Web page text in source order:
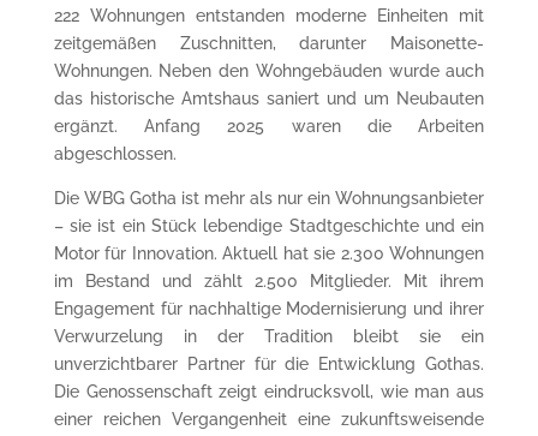
222 Wohnungen entstanden moderne Einheiten mit
zeitgemäßen Zuschnitten, darunter Maisonette-
Wohnungen. Neben den Wohngebäuden wurde auch
das historische Amtshaus saniert und um Neubauten
ergänzt. Anfang 2025 waren die Arbeiten
abgeschlossen.
Die WBG Gotha ist mehr als nur ein Wohnungsanbieter
– sie ist ein Stück lebendige Stadtgeschichte und ein
Motor für Innovation. Aktuell hat sie 2.300 Wohnungen
im Bestand und zählt 2.500 Mitglieder. Mit ihrem
Engagement für nachhaltige Modernisierung und ihrer
Verwurzelung in der Tradition bleibt sie ein
unverzichtbarer Partner für die Entwicklung Gothas.
Die Genossenschaft zeigt eindrucksvoll, wie man aus
einer reichen Vergangenheit eine zukunftsweisende